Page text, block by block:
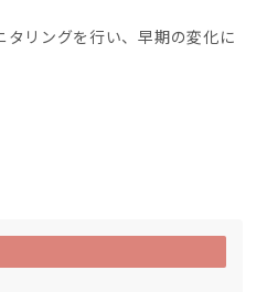
リングを行い、早期の変化に